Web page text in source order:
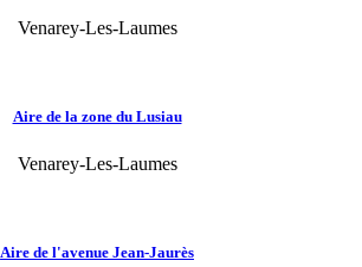
Venarey-Les-Laumes
Aire de la zone du Lusiau
Venarey-Les-Laumes
Aire de l'avenue Jean-Jaurès